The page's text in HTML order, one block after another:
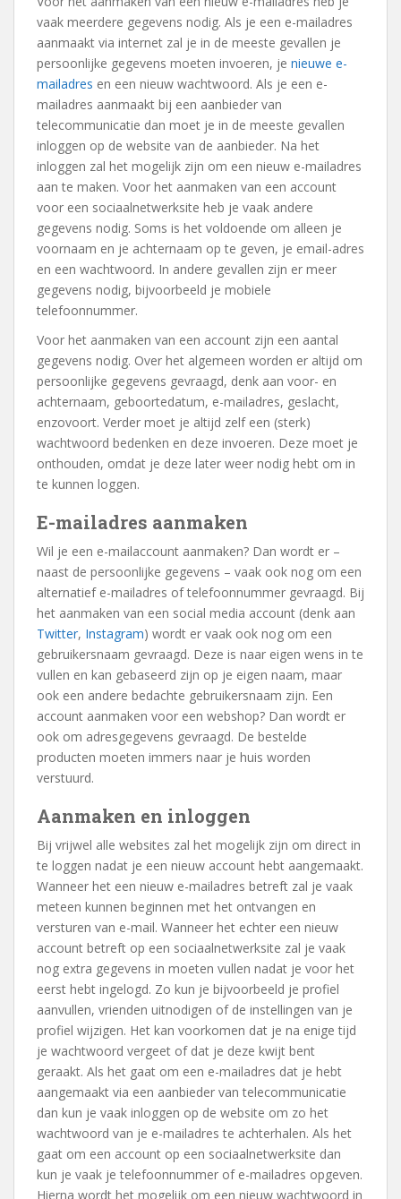
vaak meerdere gegevens nodig. Als je een e-mailadres
aanmaakt via internet zal je in de meeste gevallen je
persoonlijke gegevens moeten invoeren, je nieuwe e-
mailadres en een nieuw wachtwoord. Als je een e-
mailadres aanmaakt bij een aanbieder van
telecommunicatie dan moet je in de meeste gevallen
inloggen op de website van de aanbieder. Na het
inloggen zal het mogelijk zijn om een nieuw e-mailadres
aan te maken. Voor het aanmaken van een account
voor een sociaalnetwerksite heb je vaak andere
gegevens nodig. Soms is het voldoende om alleen je
voornaam en je achternaam op te geven, je email-adres
en een wachtwoord. In andere gevallen zijn er meer
gegevens nodig, bijvoorbeeld je mobiele
telefoonnummer.
Voor het aanmaken van een account zijn een aantal
gegevens nodig. Over het algemeen worden er altijd om
persoonlijke gegevens gevraagd, denk aan voor- en
achternaam, geboortedatum, e-mailadres, geslacht,
enzovoort. Verder moet je altijd zelf een (sterk)
wachtwoord bedenken en deze invoeren. Deze moet je
onthouden, omdat je deze later weer nodig hebt om in
te kunnen loggen.
E-mailadres aanmaken
Wil je een e-mailaccount aanmaken? Dan wordt er –
naast de persoonlijke gegevens – vaak ook nog om een
alternatief e-mailadres of telefoonnummer gevraagd. Bij
het aanmaken van een social media account (denk aan
Twitter, Instagram) wordt er vaak ook nog om een
gebruikersnaam gevraagd. Deze is naar eigen wens in te
vullen en kan gebaseerd zijn op je eigen naam, maar
ook een andere bedachte gebruikersnaam zijn. Een
account aanmaken voor een webshop? Dan wordt er
ook om adresgegevens gevraagd. De bestelde
producten moeten immers naar je huis worden
verstuurd.
Aanmaken en inloggen
Bij vrijwel alle websites zal het mogelijk zijn om direct in
te loggen nadat je een nieuw account hebt aangemaakt.
Wanneer het een nieuw e-mailadres betreft zal je vaak
meteen kunnen beginnen met het ontvangen en
versturen van e-mail. Wanneer het echter een nieuw
account betreft op een sociaalnetwerksite zal je vaak
nog extra gegevens in moeten vullen nadat je voor het
eerst hebt ingelogd. Zo kun je bijvoorbeeld je profiel
aanvullen, vrienden uitnodigen of de instellingen van je
profiel wijzigen. Het kan voorkomen dat je na enige tijd
je wachtwoord vergeet of dat je deze kwijt bent
geraakt. Als het gaat om een e-mailadres dat je hebt
aangemaakt via een aanbieder van telecommunicatie
dan kun je vaak inloggen op de website om zo het
wachtwoord van je e-mailadres te achterhalen. Als het
gaat om een account op een sociaalnetwerksite dan
kun je vaak je telefoonnummer of e-mailadres opgeven.
Hierna wordt het mogelijk om een nieuw wachtwoord in